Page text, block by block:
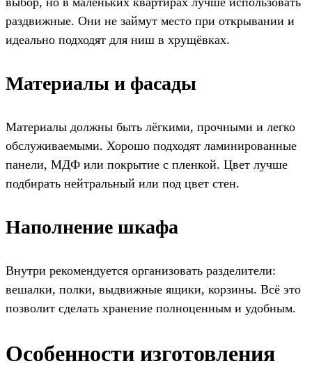
раздвижные. Они не займут место при открывании и
идеально подходят для ниш в хрущёвках.
Материалы и фасады
Материалы должны быть лёгкими, прочными и легко
обслуживаемыми. Хорошо подходят ламинированные
панели, МДФ или покрытие с пленкой. Цвет лучше
подбирать нейтральный или под цвет стен.
Наполнение шкафа
Внутри рекомендуется организовать разделители:
вешалки, полки, выдвижные ящики, корзины. Всё это
позволит сделать хранение полноценным и удобным.
Особенности изготовления